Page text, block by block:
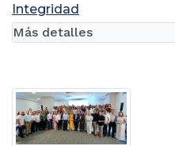
Integridad
Más detalles